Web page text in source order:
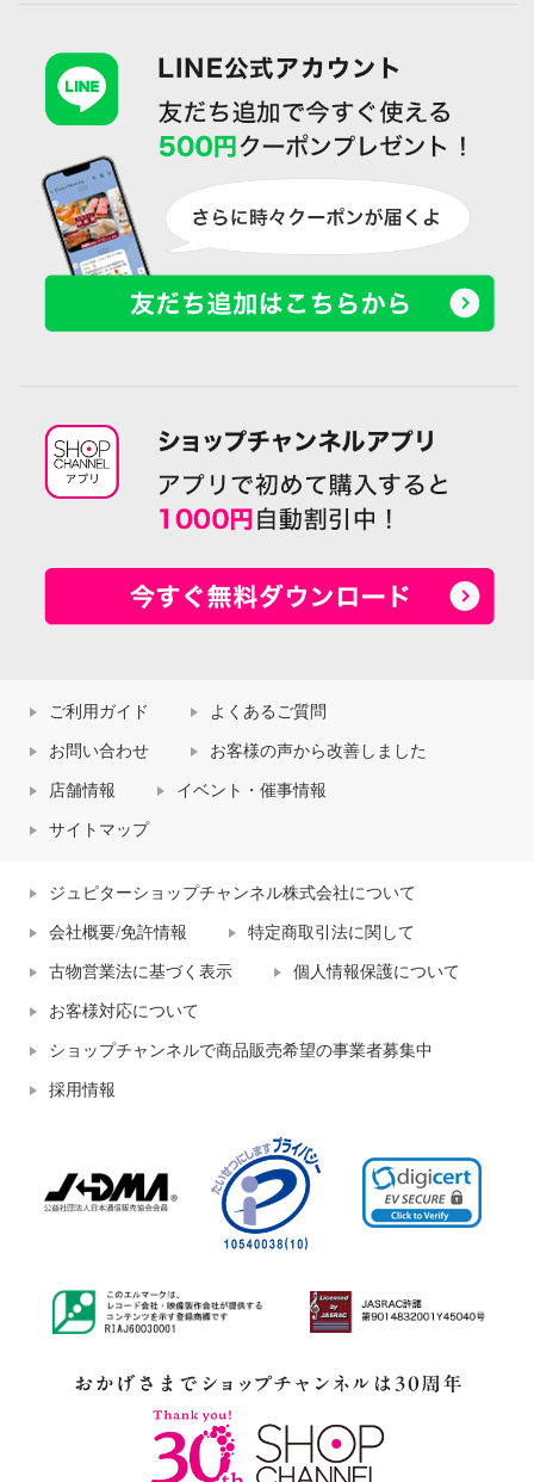
ご利用ガイド よくあるご質問
お問い合わせ お客様の声から改善しました
店舗情報 イベント・催事情報
サイトマップ
ジュピターショップチャンネル株式会社について
会社概要/免許情報 特定商取引法に関して
古物営業法に基づく表示 個人情報保護について
お客様対応について
ショップチャンネルで商品販売希望の事業者募集中
採用情報